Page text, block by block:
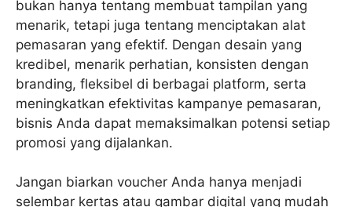
bukan hanya tentang membuat tampilan yang
menarik, tetapi juga tentang menciptakan alat
pemasaran yang efektif. Dengan desain yang
kredibel, menarik perhatian, konsisten dengan
branding, fleksibel di berbagai platform, serta
meningkatkan efektivitas kampanye pemasaran,
bisnis Anda dapat memaksimalkan potensi setiap
promosi yang dijalankan.
Jangan biarkan voucher Anda hanya menjadi
selembar kertas atau gambar digital yang mudah